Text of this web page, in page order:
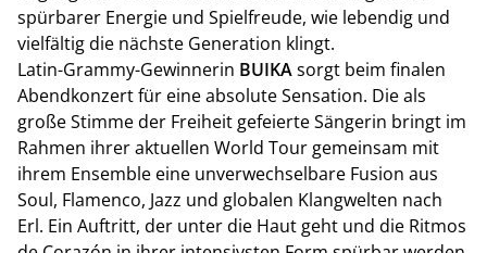
spürbarer Energie und Spielfreude, wie lebendig und
vielfältig die nächste Generation klingt.
Latin-Grammy-Gewinnerin BUIKAsorgt beim finalen
Abendkonzert für eine absolute Sensation. Die als
große Stimme der Freiheit gefeierte Sängerin bringt im
Rahmen ihrer aktuellen World Tour gemeinsam mit
ihrem Ensemble eine unverwechselbare Fusion aus
Soul, Flamenco, Jazz und globalen Klangwelten nach
Erl. Ein Auftritt, der unter die Haut geht und die Ritmos